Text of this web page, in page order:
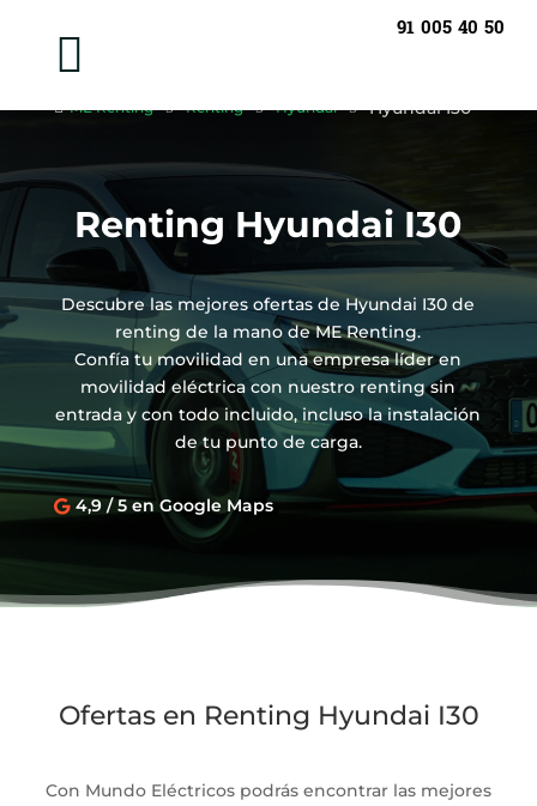

91 005 40 50
 ME Renting 5 Renting 5 Hyundai 5 Hyundai I30
Renting Hyundai I30
Descubre las mejores ofertas de Hyundai I30 de
renting de la mano de ME Renting.
Confía tu movilidad en una empresa líder en
movilidad eléctrica con nuestro renting sin
entrada y con todo incluido, incluso la instalación
de tu punto de carga.
 4,9 / 5 en Google Maps
Ofertas en Renting Hyundai I30
Con Mundo Eléctricos podrás encontrar las mejores